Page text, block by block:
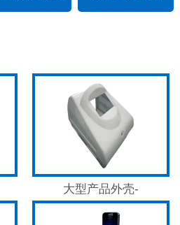
大型产品外壳-